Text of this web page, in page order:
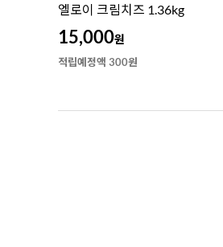
엘로이 크림치즈 1.36kg
15,000원
적립예정액 300원